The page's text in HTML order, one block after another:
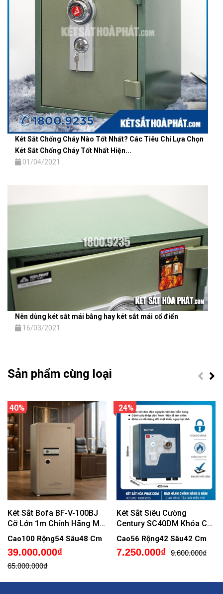
Két Sắt Chống Cháy Nào Tốt Nhất? Các Tiêu Chí Lựa Chọn
Két Sắt Chống Cháy Tốt Nhất Hiện...
01/04/2021
Nên dùng két sắt mái bằng hay két sắt mái cổ điển
16/03/2021
Sản phẩm cùng loại
40%
Két Sắt Bofa BF-V-100BJ
Cỡ Lớn 1m Chính Hãng Mở
5 Chế Độ Vân Tay Gửi Cảnh
Báo Trộm Về Điện Thoại
Cao100 Rộng54 Sâu48 Cm
39.000.000₫
65.000.000₫
24%
Két Sắt Siêu Cường
Century SC40DM Khóa Cơ
Đổi Mã
Cao56 Rộng42 Sâu42 Cm
7.250.000₫ 9.600.000₫